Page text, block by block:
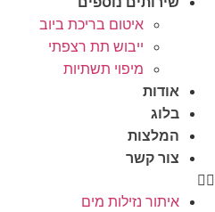
איטום בריכת ביוב
ייבוש תת רצפתי
מיפוי תשתיות
אודות
בלוג
המלצות
צור קשר
איתור נזילות מים